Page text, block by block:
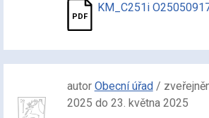
KM_C251i
autor Obecní úřad/
2025 do 23. května 2025